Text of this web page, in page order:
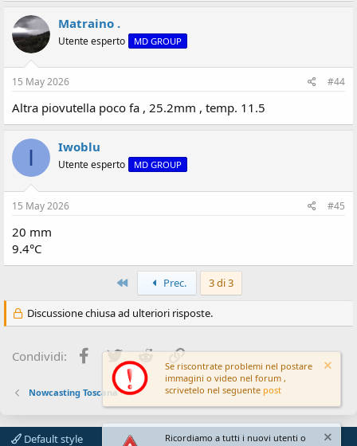
Matraino .
Utente esperto MD GROUP
15 May 2026 #44
Altra piovutella poco fa , 25.2mm , temp. 11.5
I Iwoblu
Utente esperto MD GROUP
15 May 2026 #45
20 mm
9.4°C
Primo Prec. 3 di 3
Discussione chiusa ad ulteriori risposte.
Condividi: Facebook
TwitterRedditLink
Nowcasting Toscana
Default style
Se riscontrate problemi nel postare
immagini o video nel forum ,
scrivetelo nel seguente post
Ricordiamo a tutti i nuovi utenti o